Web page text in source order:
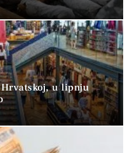
u lipnju